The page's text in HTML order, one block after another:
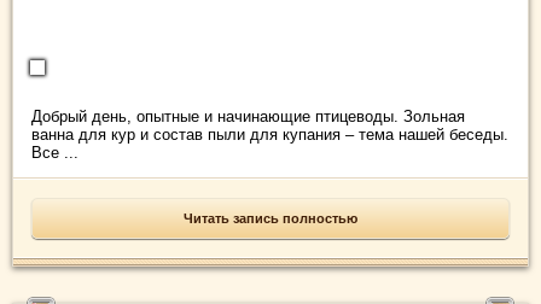
Добрый день, опытные и начинающие птицеводы. Зольная
ванна для кур и состав пыли для купания – тема нашей беседы.
Все ...
Читать запись полностью